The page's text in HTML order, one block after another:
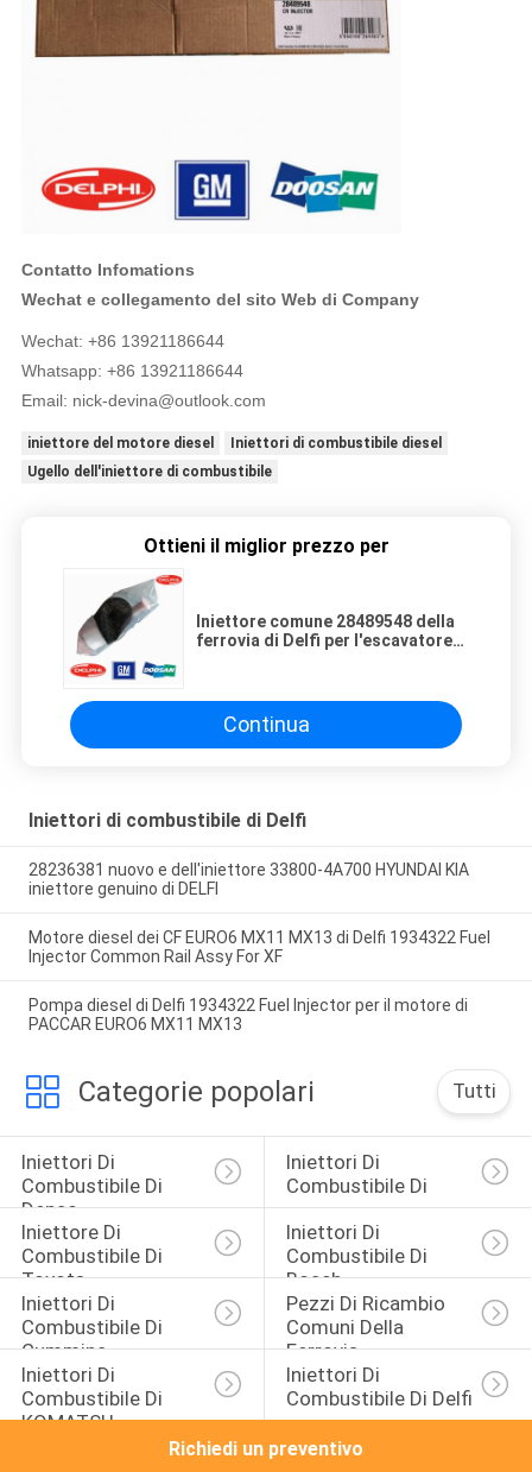
Contatto Infomations
Wechat e collegamento del sito Web di Company
Wechat: +86 13921186644
Whatsapp: +86 13921186644
Email: nick-devina@outlook.com
iniettore del motore diesel
Iniettori di combustibile diesel
Ugello dell'iniettore di combustibile
Ottieni il miglior prezzo per
Iniettore comune 28489548 della
ferrovia di Delfi per l'escavatore
Continua
Iniettori di combustibile di Delfi
28236381 nuovo e dell'iniettore 33800-4A700 HYUNDAI KIA
iniettore genuino di DELFI
Motore diesel dei CF EURO6 MX11 MX13 di Delfi 1934322 Fuel
Injector Common Rail Assy For XF
Pompa diesel di Delfi 1934322 Fuel Injector per il motore di
PACCAR EURO6 MX11 MX13
Categorie popolari Tutti
Iniettori Di
Combustibile Di
Denso
Iniettori Di
Combustibile Di
Iniettore Di
Combustibile Di
Toyota
Iniettori Di
Combustibile Di
Bosch
Iniettori Di
Combustibile Di
Cummins
Pezzi Di Ricambio
Comuni Della
Ferrovia
Iniettori Di
Combustibile Di
KOMATSU
Iniettori Di
Combustibile Di Delfi
Richiedi un preventivo